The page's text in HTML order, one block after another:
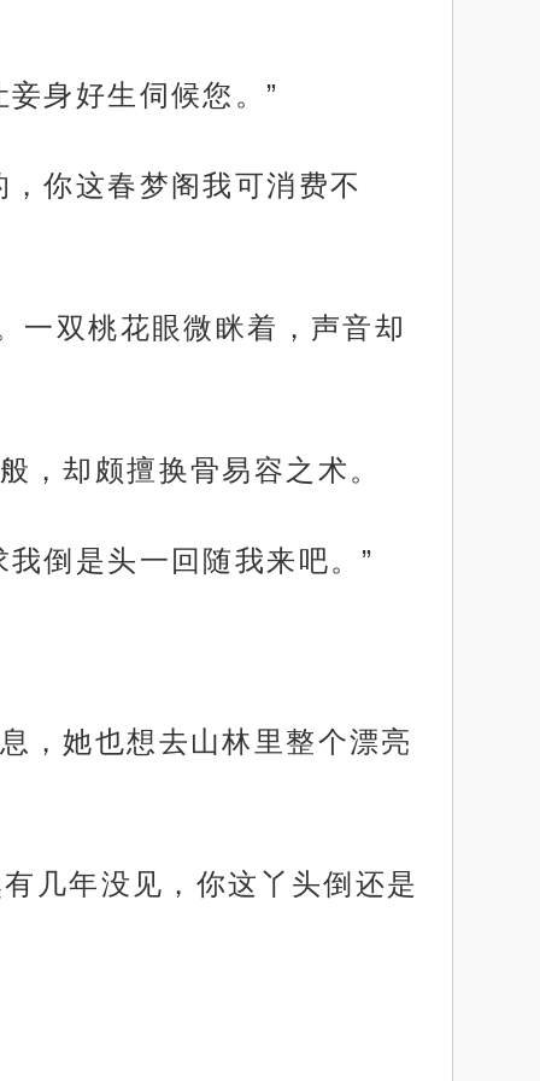
身好生伺候您。”
你这春梦阁我可消费不
一双桃花眼微眯着，声音却
，却颇擅换骨易容之术。
倒是头一回随我来吧。”
，她也想去山林里整个漂亮
几年没见，你这丫头倒还是